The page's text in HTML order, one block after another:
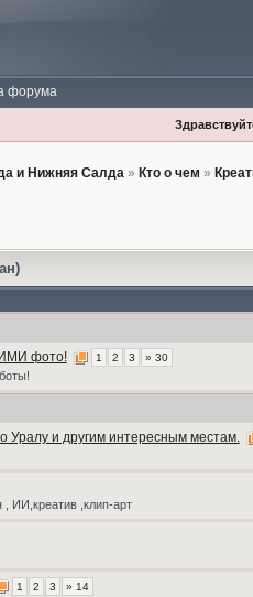
форума
и Нижняя Салда» Кто о чем »
фото! 1 2 3 » 30
Уралу и другим интересным местам.
ИИ,креатив ,клип-арт
1 2 3 » 14